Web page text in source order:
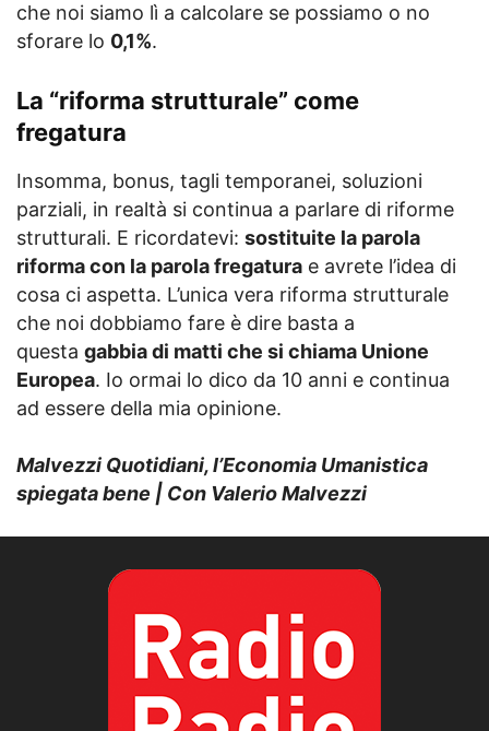
che noi siamo lì a calcolare se possiamo o no
sforare lo 0,1%.
La “riforma strutturale” come
fregatura
Insomma, bonus, tagli temporanei, soluzioni
parziali, in realtà si continua a parlare di riforme
strutturali. E ricordatevi: sostituite la parola
riforma con la parola fregatura e avrete l’idea di
cosa ci aspetta. L’unica vera riforma strutturale
che noi dobbiamo fare è dire basta a
questa gabbia di matti che si chiama Unione
Europea. Io ormai lo dico da 10 anni e continua
ad essere della mia opinione.
Malvezzi Quotidiani, l’Economia Umanistica
spiegata bene | Con Valerio Malvezzi